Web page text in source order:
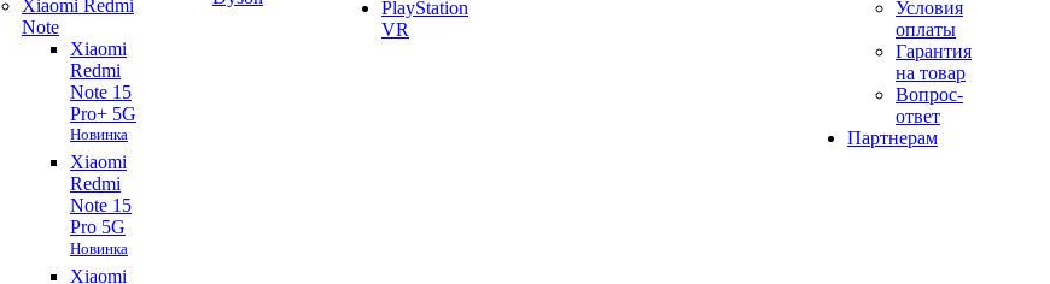
Xiaomi Redmi
Note
Xiaomi
Redmi
Note 15
Pro+ 5G
Новинка
Xiaomi
Redmi
Note 15
Pro 5G
Новинка
Xiaomi
PlayStation
VR
Условия
оплаты
Гарантия
на товар
Вопрос-
ответ
Партнерам